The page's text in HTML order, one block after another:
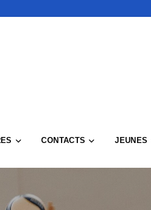
CONTACTS JEUNES